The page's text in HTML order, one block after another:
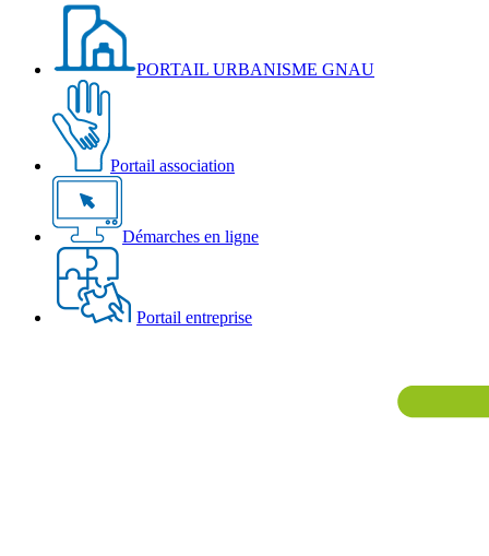
PORTAIL URBANISME GNAU
Portail association
Démarches en ligne
Portail entreprise